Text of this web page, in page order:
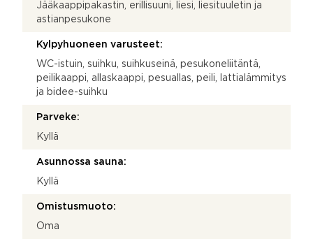
Jääkaappipakastin, erillisuuni, liesi, liesituuletin ja
astianpesukone
Kylpyhuoneen varusteet:
WC-istuin, suihku, suihkuseinä, pesukoneliitäntä,
peilikaappi, allaskaappi, pesuallas, peili, lattialämmitys
ja bidee-suihku
Parveke:
Kyllä
Asunnossa sauna:
Kyllä
Omistusmuoto:
Oma